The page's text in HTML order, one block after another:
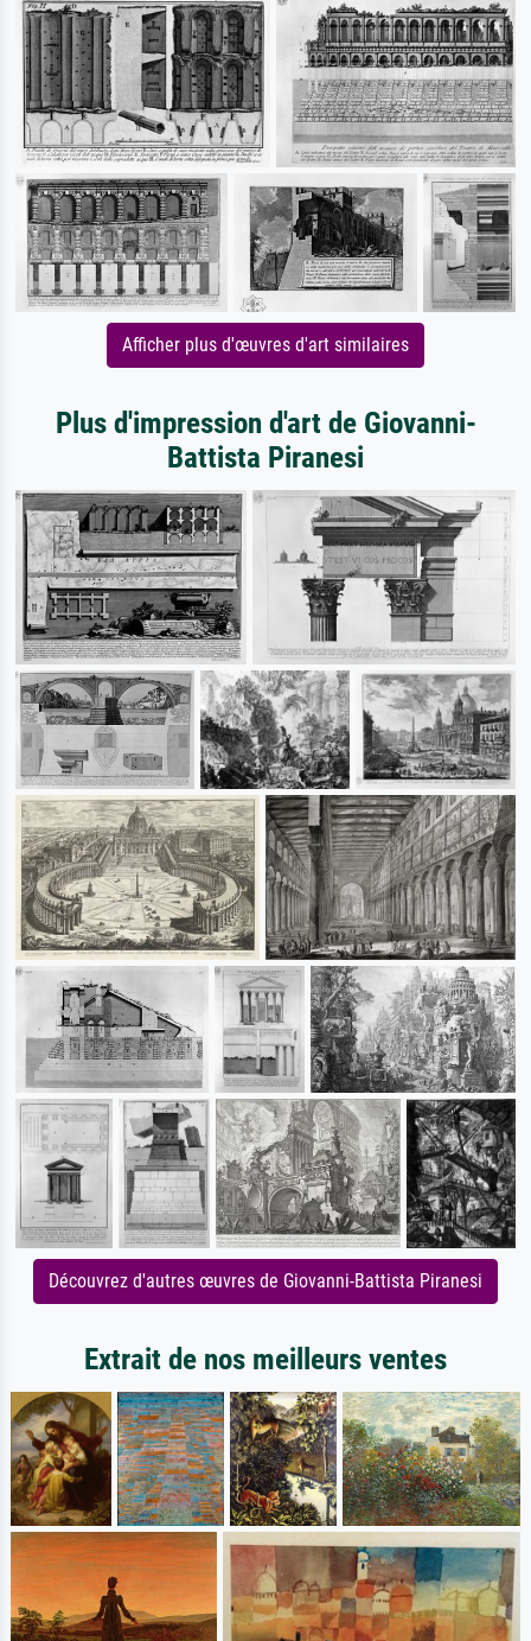
Afficher plus d'œuvres d'art similaires
Plus d'impression d'art de Giovanni-
Battista Piranesi
Découvrez d'autres œuvres de Giovanni-Battista Piranesi
Extrait de nos meilleurs ventes